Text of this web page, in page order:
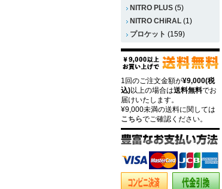
NITRO PLUS (5)
NITRO CHiRAL (1)
プロケット (159)
1回のご注文金額が¥9,000(税
込)以上の場合は送料無料でお
届けいたします。
¥9,000未満の送料に関しては
こちらでご確認ください。